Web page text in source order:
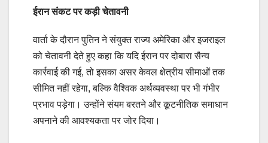
ईरान संकट पर कड़ी चेतावनी
वार्ता के दौरान पुतिन ने संयुक्त राज्य अमेरिका और इजराइल
को चेतावनी देते हुए कहा कि यदि ईरान पर दोबारा सैन्य
कार्रवाई की गई, तो इसका असर केवल क्षेत्रीय सीमाओं तक
सीमित नहीं रहेगा, बल्कि वैश्विक अर्थव्यवस्था पर भी गंभीर
प्रभाव पड़ेगा। उन्होंने संयम बरतने और कूटनीतिक समाधान
अपनाने की आवश्यकता पर जोर दिया।